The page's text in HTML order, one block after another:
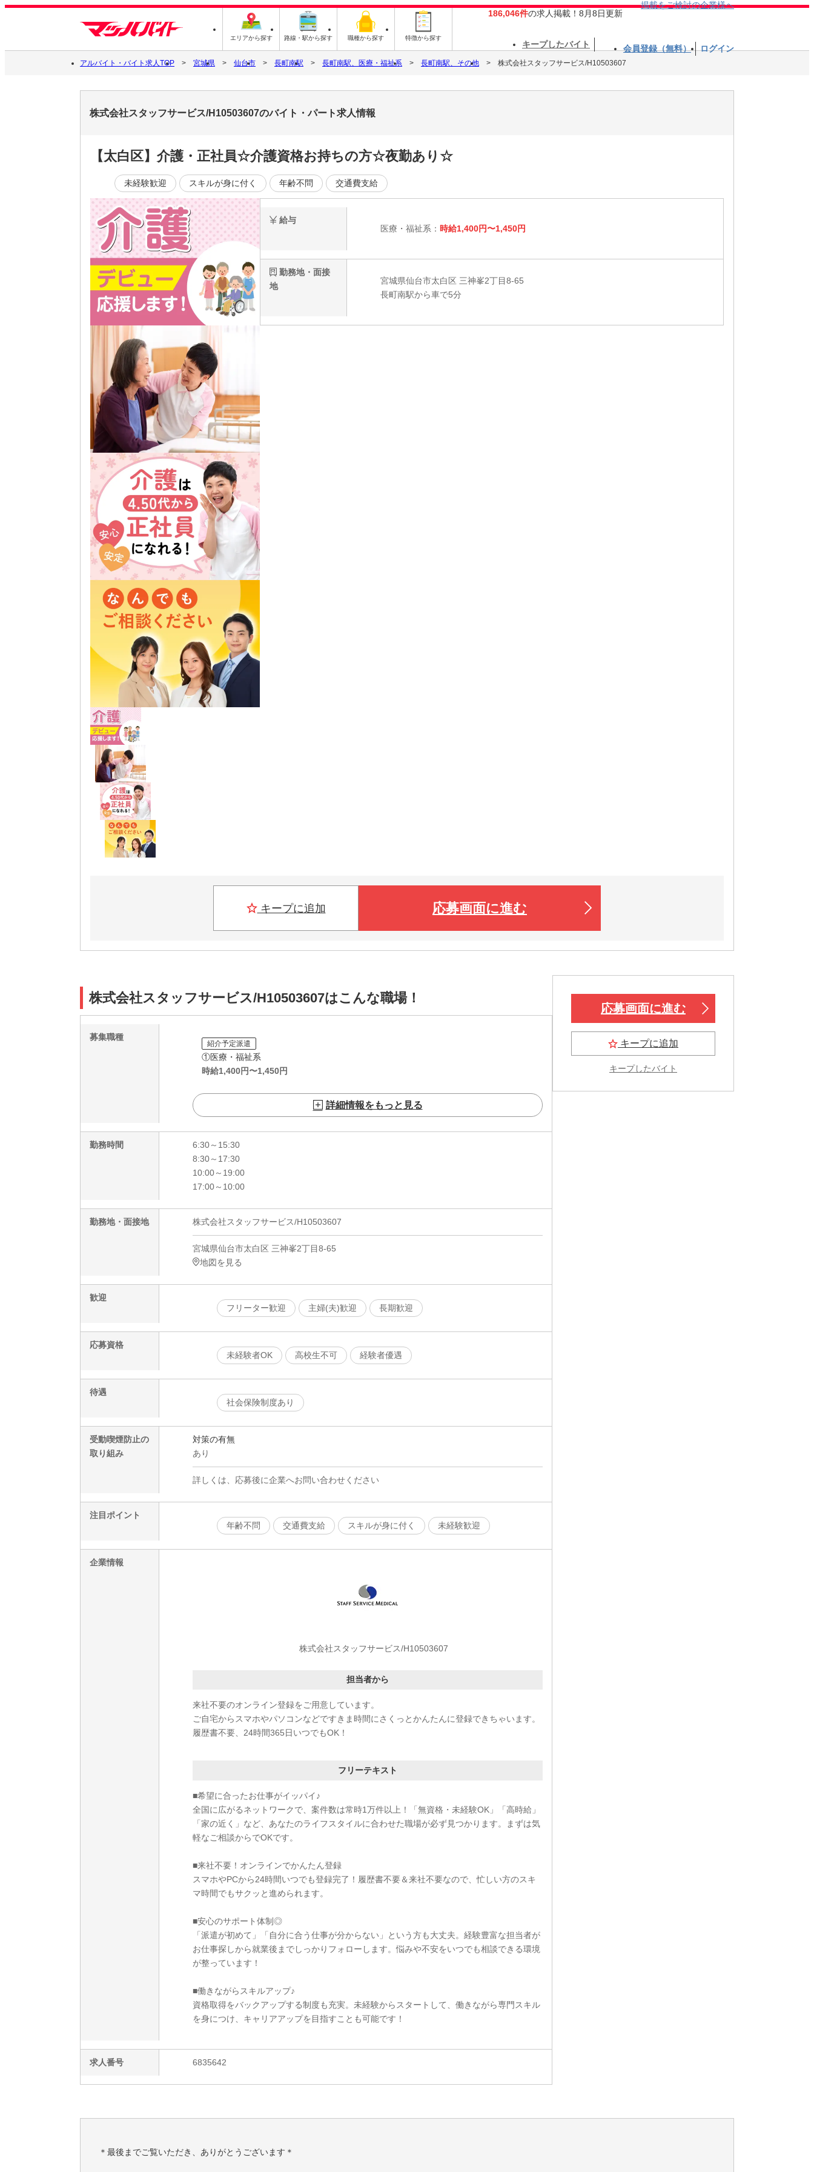
エリアから探す 路線・駅から探す 職種から探す 特徴から探す
186,046件の求人掲載！8月8日更新
掲載をご検討の企業様へ
キープしたバイト 会員登録（無料） ログイン
アルバイト・バイト求人TOP 宮城県 仙台市 長町南駅 長町南駅、医療・福祉系 長町南駅、その他 株式会社スタッフサービス/H10503607
株式会社スタッフサービス/H10503607のバイト・パート求人情報
【太白区】介護・正社員☆介護資格お持ちの方☆夜勤あり☆
未経験歓迎 スキルが身に付く 年齢不問 交通費支給
給与
医療・福祉系： 時給1,400円〜1,450円
勤務地・面接
地
宮城県仙台市太白区 三神峯2丁目8-65
長町南駅から車で5分
キープに追加 応募画面に進む
株式会社スタッフサービス/H10503607はこんな職場！
募集職種
紹介予定派遣
①医療・福祉系
時給1,400円〜1,450円
詳細情報をもっと見る
勤務時間
6:30～15:30
8:30～17:30
10:00～19:00
17:00～10:00
勤務地・面接地 株式会社スタッフサービス/H10503607
宮城県仙台市太白区 三神峯2丁目8-65
地図を見る
歓迎
フリーター歓迎
主婦(夫)歓迎 長期歓迎
応募資格
未経験者OK
高校生不可 経験者優遇
待遇
社会保険制度あり
受動喫煙防止の
取り組み
対策の有無
あり
詳しくは、応募後に企業へお問い合わせください
注目ポイント
年齢不問
交通費支給 スキルが身に付く 未経験歓迎
企業情報
株式会社スタッフサービス/H10503607
担当者から
来社不要のオンライン登録をご用意しています。
ご自宅からスマホやパソコンなどですきま時間にさくっとかんたんに登録できちゃいます。
履歴書不要、24時間365日いつでもOK！
フリーテキスト
■希望に合ったお仕事がイッパイ♪
全国に広がるネットワークで、案件数は常時1万件以上！「無資格・未経験OK」「高時給」
「家の近く」など、あなたのライフスタイルに合わせた職場が必ず見つかります。まずは気
軽なご相談からでOKです。
■来社不要！オンラインでかんたん登録
スマホやPCから24時間いつでも登録完了！履歴書不要＆来社不要なので、忙しい方のスキ
マ時間でもサクッと進められます。
■安心のサポート体制◎
「派遣が初めて」「自分に合う仕事が分からない」という方も大丈夫。経験豊富な担当者が
お仕事探しから就業後までしっかりフォローします。悩みや不安をいつでも相談できる環境
が整っています！
■働きながらスキルアップ♪
資格取得をバックアップする制度も充実。未経験からスタートして、働きながら専門スキル
を身につけ、キャリアアップを目指すことも可能です！
求人番号 6835642
応募画面に進む
キープに追加
キープしたバイト
＊最後までご覧いただき、ありがとうございます＊